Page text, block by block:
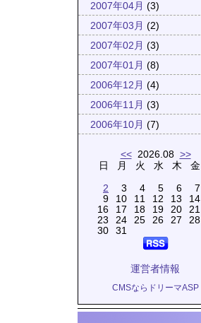
2007年04月 (3)
2007年03月 (2)
2007年02月 (3)
2007年01月 (8)
2006年12月 (4)
2006年11月 (3)
2006年10月 (7)
<<2026.08 >>
日
2
9
16
23
30
月
3
10
17
24
31
火
4
11
18
25
水
5
12
19
26
木
6
13
20
27
金
7
14
21
28
運営者情報
CMSならドリーマASP